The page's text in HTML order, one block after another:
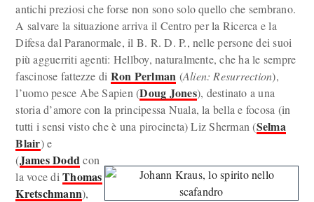
antichi preziosi che forse non sono solo quello che sembrano.
A salvare la situazione arriva il Centro per la Ricerca e la
Difesa dal Paranormale, il B. R. D. P., nelle persone dei suoi
più agguerriti agenti: Hellboy, naturalmente, che ha le sempre
fascinose fattezze di Ron Perlman (Alien: Resurrection),
l’uomo pesce Abe Sapien (Doug Jones), destinato a una
storia d’amore con la principessa Nuala, la bella e focosa (in
tutti i sensi visto che è una pirocineta) Liz Sherman (Selma
Blair) e
(James Doddcon
la voce diThomas
Kretschmann),